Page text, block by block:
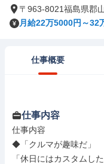
〒963-8021福島県郡
月給22万5000円～32
仕事概要
仕事内容
仕事内容
◆「クルマが趣味だ」
「休日にはカスタムし